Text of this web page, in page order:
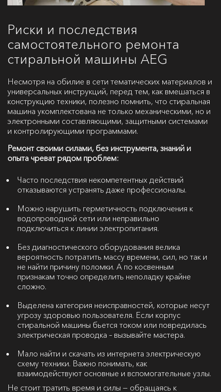
Риски и последствия
самостоятельного ремонта
стиральной машины AEG
Несмотря на обилие в сети тематических материалов и
универсальных инструкций, перед тем, как вмешаться в
конструкцию техники, полезно помнить, что стиральная
машина укомплектована не только механическими, но и
электронными составляющими, защитными системами
и контролирующими программами.
Ремонт своими силами, без инструмента, знаний и
опыта чреват рядом проблем:
Часто последствия некомпетентных действий
отказываются устранять даже профессионалы.
Можно нарушить герметичность подключения к
водопроводной сети или неправильно
подключиться к линии электропитания.
Без диагностического оборудования велика
вероятность потратить массу времени, сил, но так и
не найти причину поломки. А по косвенным
признакам точно определить неполадку крайне
сложно.
Выделена категория неисправностей, которые несут
угрозу здоровью пользователя. Если корпус
стиральной машины бьется током или повредилась
электрическая проводка – вызывайте мастера.
Мало найти и скачать из интернета электрическую
схему техники. Важно понимать, как
взаимодействуют основные и вспомогательные узлы.
Не стоит тратить время и силы — обращаясь к